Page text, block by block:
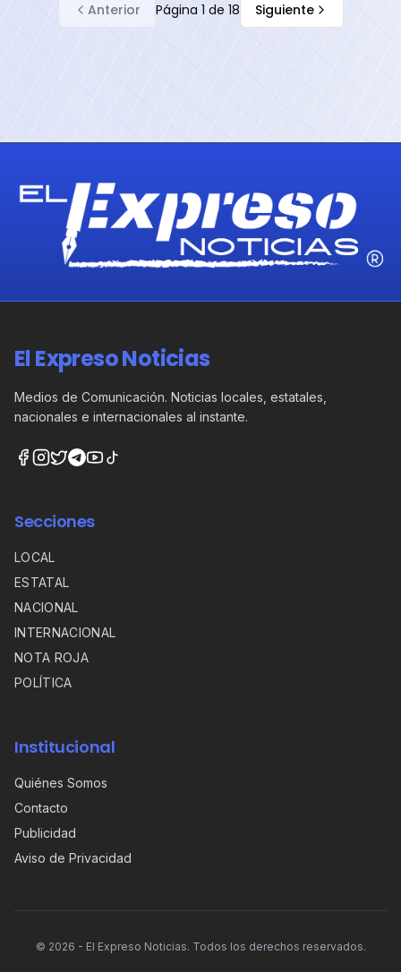
Anterior Página 1 de 18 Siguiente
El Expreso Noticias
Medios de Comunicación. Noticias locales, estatales,
nacionales e internacionales al instante.
Secciones
LOCAL
ESTATAL
NACIONAL
INTERNACIONAL
NOTA ROJA
POLÍTICA
Institucional
Quiénes Somos
Contacto
Publicidad
Aviso de Privacidad
© 2026 - El Expreso Noticias. Todos los derechos reservados.